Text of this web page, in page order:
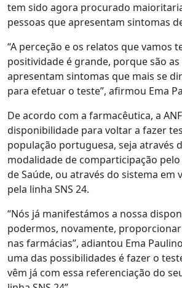
tem sido agora procurado
pessoas que apresentam sintomas
“A perceção e os relatos que vamos
positividade é grande, porque são as
apresentam sintomas que mais se
para efetuar o teste”, afirmou Ema
De acordo com a farmacêutica, a
disponibilidade para voltar a fazer
população portuguesa, seja através
modalidade de comparticipação pelo
de Saúde, ou através do sistema em
pela linha SNS 24.
“Nós já manifestámos a nossa
podermos, novamente,
nas farmácias”, adiantou Ema
uma das possibilidades é fazer o
vêm já com essa referenciação do